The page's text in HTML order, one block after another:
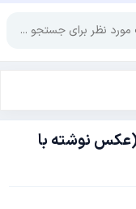
(عکس نوشته با